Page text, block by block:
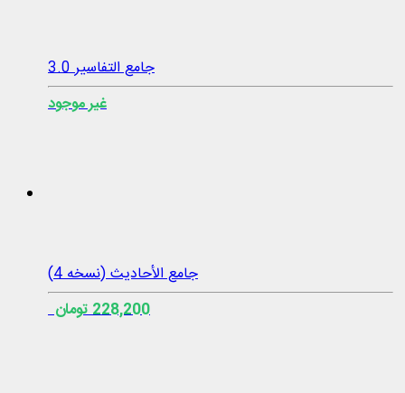
جامع التفاسير 3.0
غير موجود
جامع الأحادیث (نسخه 4)
228,200 تومان